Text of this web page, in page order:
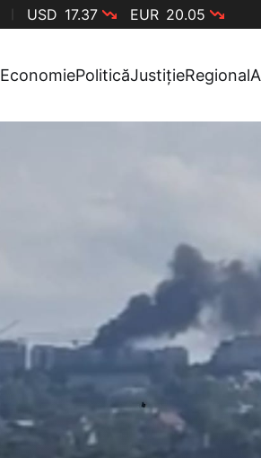
USD 17.37 EUR 20.05
EconomiePoliticăJustițieRegional